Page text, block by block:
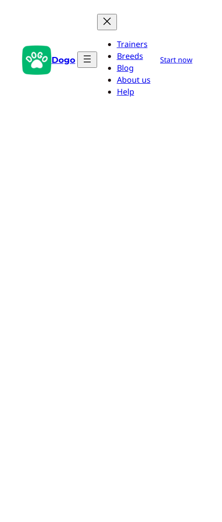
Dogo
Trainers
Breeds
Blog
About us
Help
Start now